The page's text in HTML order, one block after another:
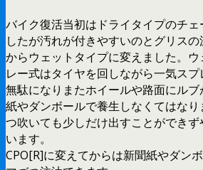
バイク復活当初はドライタイプのチ
したが汚れが付きやすいのとグリス
からウェットタイプに変えました。
レー式はタイヤを回しながら一気ス
無駄になりまたホイールや路面にル
紙やダンボールで養生しなくてはな
つ吹いても少しだけ出すことができ
います。
CPO[R]に変えてからは新聞紙やダン